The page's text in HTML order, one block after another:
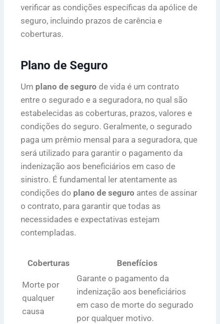
verificar as condições específicas da apólice de
seguro, incluindo prazos de carência e
coberturas.
Plano de Seguro
Um plano de seguro de vida é um contrato
entre o segurado e a seguradora, no qual são
estabelecidas as coberturas, prazos, valores e
condições do seguro. Geralmente, o segurado
paga um prêmio mensal para a seguradora, que
será utilizado para garantir o pagamento da
indenização aos beneficiários em caso de
sinistro. É fundamental ler atentamente as
condições do plano de seguro antes de assinar
o contrato, para garantir que todas as
necessidades e expectativas estejam
contempladas.
Coberturas Benefícios
Morte por
qualquer
causa
Garante o pagamento da
indenização aos beneficiários
em caso de morte do segurado
por qualquer motivo.